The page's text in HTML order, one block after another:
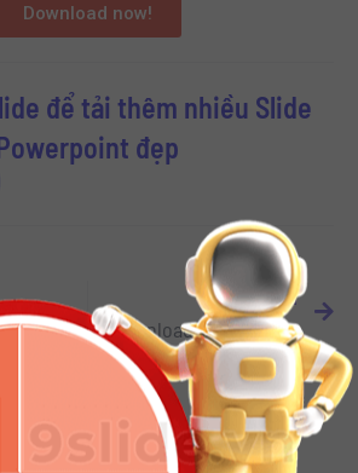
Download now!
để tải thêm nhiều Slide
đẹp
9Slide | Download 4080 Infographic Slide Powerpoint
NEXT
Download 27 CV Ứng tuyển bản Word – Chỉnh sửa dễ dàng trên Powerpoint